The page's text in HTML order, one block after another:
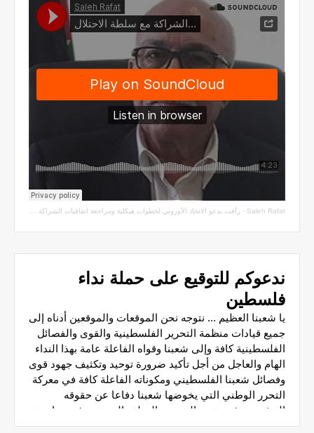
Saleh Rafat
· رأفت يدعو الاتحاد الأوروبي لخطوات هيكلية ومراجعة اتفاقيات الشراكة مع سلطة الاحتلال